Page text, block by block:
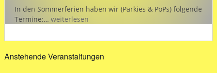
In den Sommerferien haben wir (Parkies & PoPs) folgende
Termine:… „SCB
Hallenzeiten
den
weiterlesen
Anstehende Veranstaltungen